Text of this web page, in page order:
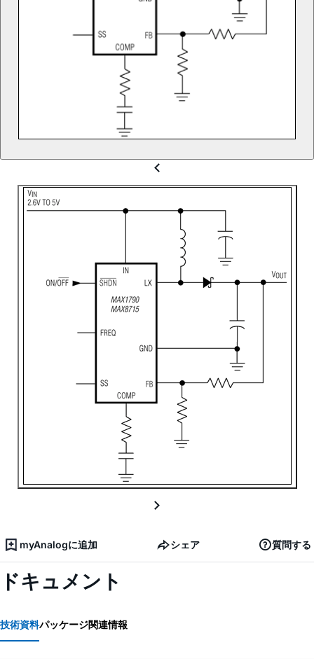
myAnalogに追加 シェア 質問する
ドキュメント
技術資料パッケージ関連情報